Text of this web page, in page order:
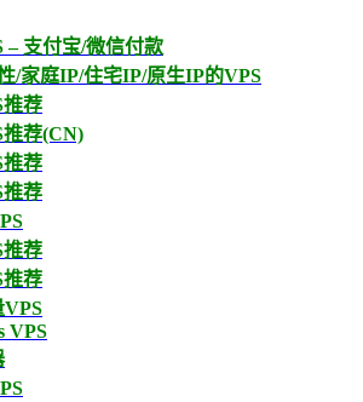
– 支付宝/微信付款
/家庭IP/住宅IP/原生IP的VPS
推荐
荐(CN)
推荐
推荐
推荐
推荐
VPS
VPS